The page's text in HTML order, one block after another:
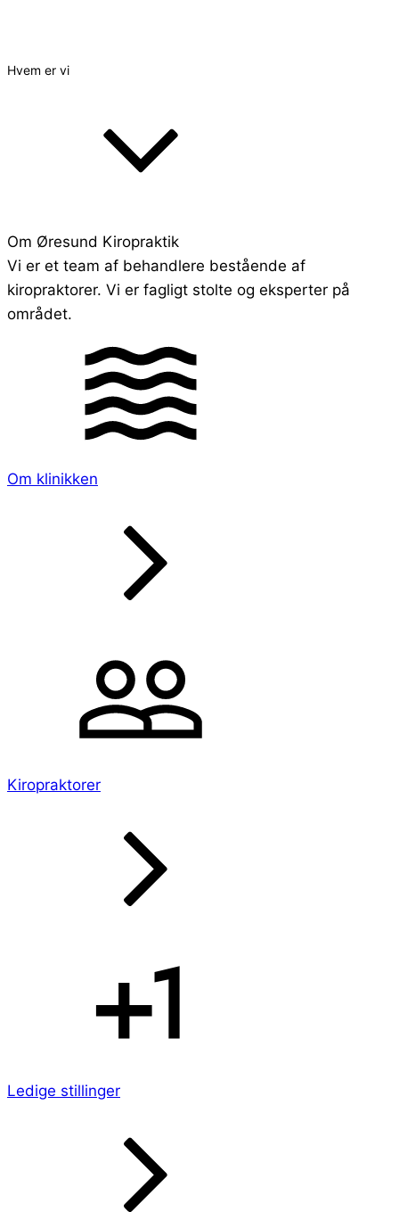
Hvem er vi
Om Øresund Kiropraktik
Vi er et team af behandlere bestående af
kiropraktorer. Vi er fagligt stolte og eksperter på
området.
Om klinikken
Kiropraktorer
Ledige stillinger